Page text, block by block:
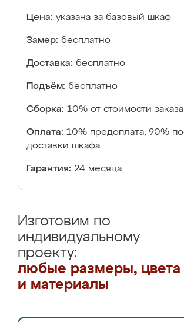
Цена: указана за базовый шкаф
Замер: бесплатно
Доставка: бесплатно
Подъём: бесплатно
Сборка: 10% от стоимости заказа
Оплата: 10% предоплата, 90%
доставки шкафа
Гарантия: 24 месяца
Изготовим по
индивидуальному
проекту:
любые размеры, цвета
и материалы